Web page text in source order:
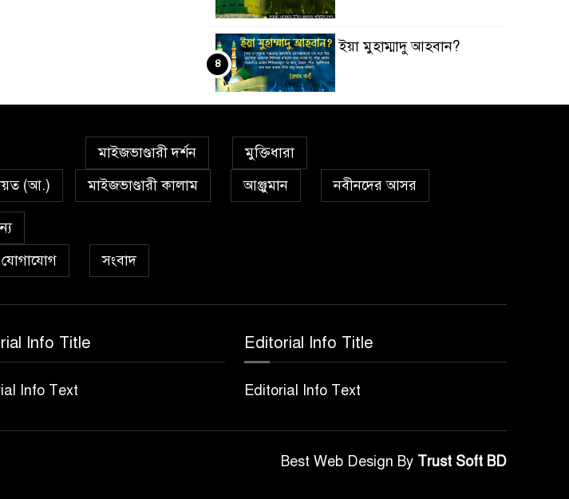
ইয়া মুহাম্মাদু আহবান?
৪
সর্বকালের সব সমস্যার
৭
ঈদে মিলাদুন্নবী এর গুরুত্ব
কালো হাত
(আ.)
মাইজভাণ্ডারী দর্শন
মাইজভাণ্ডারী কালাম
মুক্তিধারা
আঞ্জুমান
নবীনদের আসর
যোগাযোগ সংবাদ
Info Title
Info Text
Editorial Info Title
Editorial Info Text
Best Web Design By Trust Soft BD